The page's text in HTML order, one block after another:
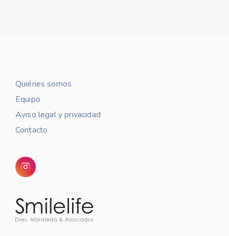
Quiénes somos
Equipo
Aviso legal y privacidad
Contacto